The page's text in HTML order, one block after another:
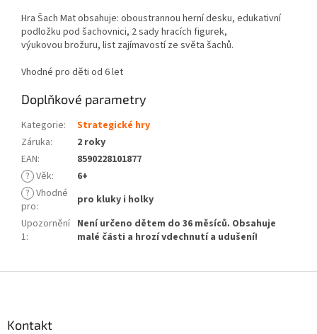
Hra Šach Mat obsahuje: oboustrannou herní desku, edukativní
podložku pod šachovnici, 2 sady hracích figurek,
výukovou brožuru, list zajímavostí ze světa šachů.
Vhodné pro děti od 6 let
Doplňkové parametry
Kategorie:
Strategické hry
Záruka:
2 roky
EAN:
8590228101877
? Věk:
6+
? Vhodné
pro:
pro kluky i holky
Upozornění
1:
Není určeno dětem do 36 měsíců. Obsahuje
malé části a hrozí vdechnutí a udušení!
Kontakt